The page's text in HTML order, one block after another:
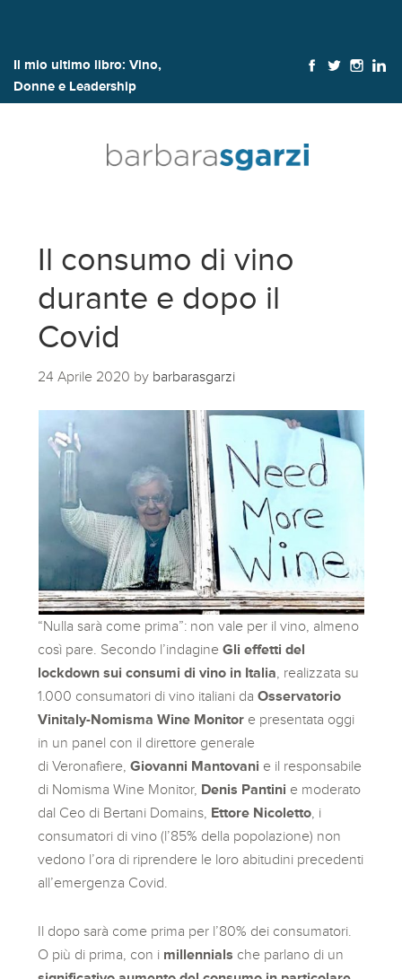
Il mio ultimo libro: Vino,
Donne e Leadership
Il consumo di vino
durante e dopo il
Covid
24 Aprile 2020 by barbarasgarzi
“Nulla sarà come prima”: non vale per il vino, almeno
così pare. Secondo l’indagineGli effetti del
lockdown sui consumi di vino in Italia , realizzata su
1.000 consumatori di vino italiani daOsservatorio
Vinitaly-Nomisma Wine Monitor e presentata oggi
in un panel con il direttore generale
di Veronafiere,Giovanni Mantovani e il responsabile
di Nomisma Wine Monitor, Denis Pantini e moderato
dal Ceo di Bertani Domains, Ettore Nicoletto , i
consumatori di vino (l’85% della popolazione) non
vedono l’ora di riprendere le loro abitudini precedenti
all’emergenza Covid.
Il dopo sarà come prima per l’80% dei consumatori.
O più di prima, con i millennials che parlano di un